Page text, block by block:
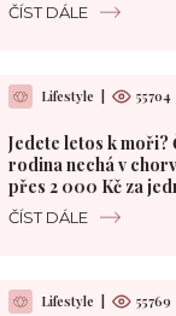
ČÍST DÁLE
Lifestyle 55704
Jedete letos k moři?
rodina nechá v
přes 2 000 Kč za
ČÍST DÁLE
Lifestyle 55769